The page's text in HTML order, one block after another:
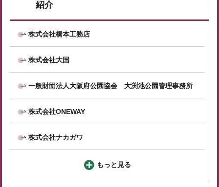
紹介
株式会社橋本工務店
株式会社大国
一般財団法人大阪府公園協会 大渕池公園管理事務所
株式会社ONEWAY
株式会社ナカガワ
もっと見る